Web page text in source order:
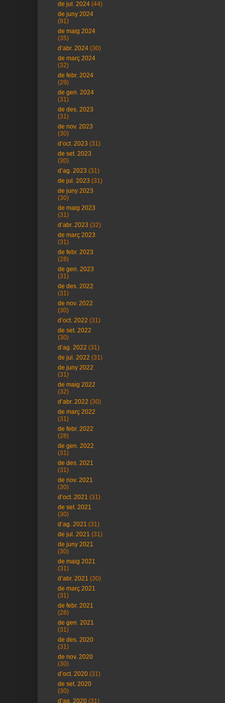
de jul. 2024 (44)
de juny 2024
(91)
de maig 2024
(35)
d’abr. 2024 (30)
de març 2024
(32)
de febr. 2024
(29)
de gen. 2024
(31)
de des. 2023
(31)
de nov. 2023
(30)
d’oct. 2023 (31)
de set. 2023
(30)
d’ag. 2023 (31)
de jul. 2023 (31)
de juny 2023
(30)
de maig 2023
(31)
d’abr. 2023 (32)
de març 2023
(31)
de febr. 2023
(28)
de gen. 2023
(31)
de des. 2022
(31)
de nov. 2022
(30)
d’oct. 2022 (31)
de set. 2022
(30)
d’ag. 2022 (31)
de jul. 2022 (31)
de juny 2022
(31)
de maig 2022
(32)
d’abr. 2022 (30)
de març 2022
(31)
de febr. 2022
(28)
de gen. 2022
(31)
de des. 2021
(31)
de nov. 2021
(30)
d’oct. 2021 (31)
de set. 2021
(30)
d’ag. 2021 (31)
de jul. 2021 (31)
de juny 2021
(30)
de maig 2021
(31)
d’abr. 2021 (30)
de març 2021
(31)
de febr. 2021
(28)
de gen. 2021
(31)
de des. 2020
(31)
de nov. 2020
(30)
d’oct. 2020 (31)
de set. 2020
(30)
d’ag. 2020 (31)